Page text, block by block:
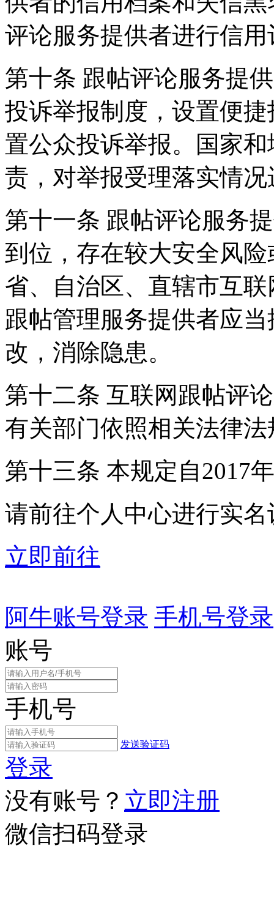
评论服务提供者进行信用
第十条 跟帖评论服务提
投诉举报制度，设置便
置公众投诉举报。国家
责，对举报受理落实情
第十一条 跟帖评论服务
到位，存在较大安全风
省、自治区、直辖市互
跟帖管理服务提供者应
改，消除隐患。
第十二条 互联网跟帖评
有关部门依照相关法律
第十三条 本规定自2017
请前往个人中心进行实名
立即前往
阿牛账号登录 手机号登录
账号
手机号
发送验证码
登录
没有账号？ 立即注册
微信扫码登录